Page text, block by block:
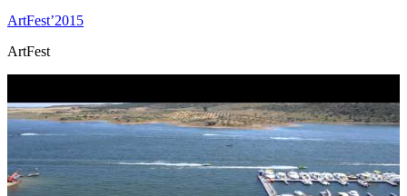
ArtFest’2015
ArtFest